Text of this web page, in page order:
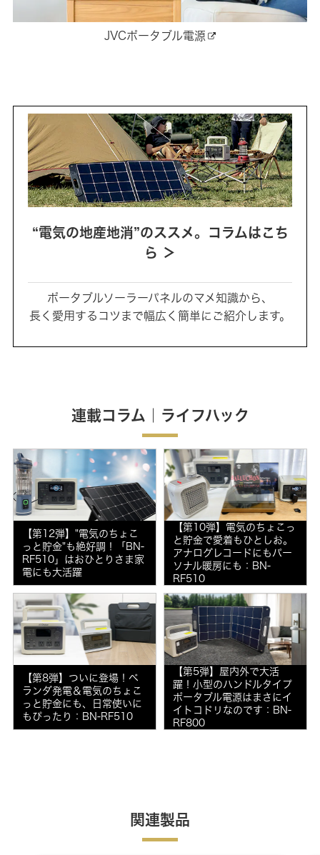
JVCポータブル電源
“電気の地産地消”のススメ。コラムはこち
ら ＞
ポータブルソーラーパネルのマメ知識から、
長く愛用するコツまで幅広く簡単にご紹介します。
連載コラム｜ライフハック
【第12弾】"電気のちょこ
っと貯金"も絶好調！「BN-
RF510」はおひとりさま家
電にも大活躍
【第10弾】電気のちょこっ
と貯金で愛着もひとしお。
アナログレコードにもパー
ソナル暖房にも：BN-
RF510
【第8弾】ついに登場！ベ
ランダ発電＆電気のちょこ
っと貯金にも、日常使いに
もぴったり：BN-RF510
【第5弾】屋内外で大活
躍！小型のハンドルタイプ
ポータブル電源はまさにイ
イトコドリなのです：BN-
RF800
関連製品